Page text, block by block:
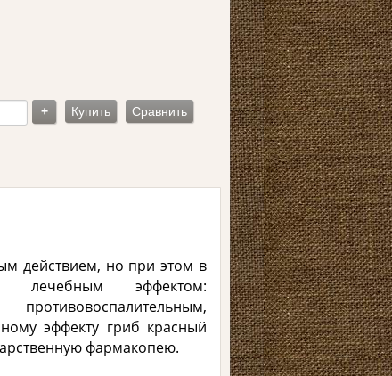
+ Купить Сравнить
действием, но при этом в
лечебным эффектом:
эффекту гриб красный
фармакопею.